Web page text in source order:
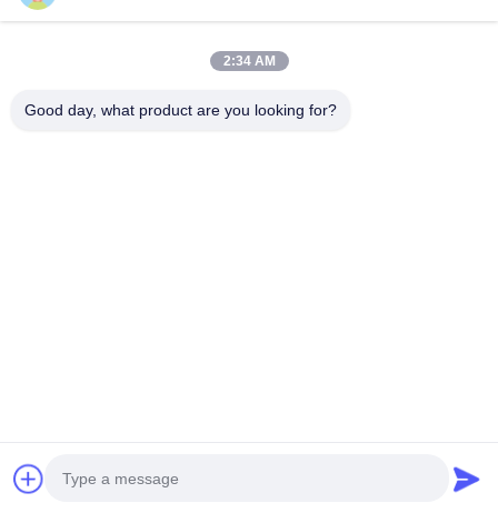
mais.
2:34 AM
Good day, what product are you looking for?